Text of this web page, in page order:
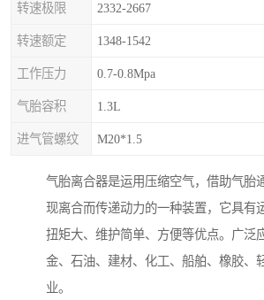
转速极限 2332-2667
转速额定 1348-1542
工作压力 0.7-0.8Mpa
气胎容积 1.3L
进气管螺纹 M20*1.5
气胎离合器是运用压缩空气，借助气胎
现离合而传递动力的一种装置，它具有
扭矩大、维护简单、方便等优点。广泛
金、石油、建材、化工、船舶、橡胶、
业。